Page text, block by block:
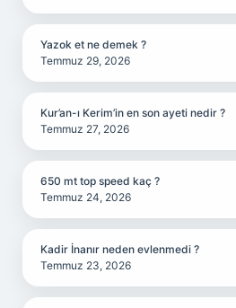
Yazok et ne demek ?
Temmuz 29, 2026
Kur’an-ı Kerim’in en son ayeti nedir ?
Temmuz 27, 2026
650 mt top speed kaç ?
Temmuz 24, 2026
Kadir İnanır neden evlenmedi ?
Temmuz 23, 2026